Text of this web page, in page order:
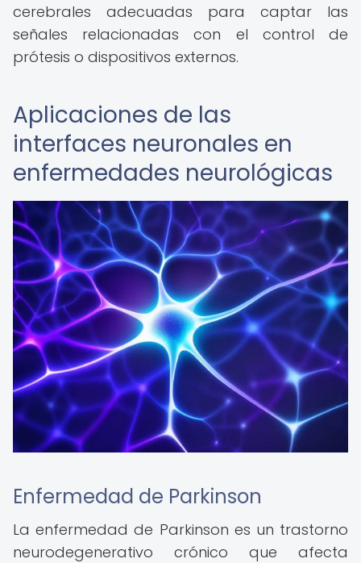
cerebrales adecuadas para captar las
señales relacionadas con el control de
prótesis o dispositivos externos.
Aplicaciones de las
interfaces neuronales en
enfermedades neurológicas
Enfermedad de Parkinson
La enfermedad de Parkinson es un trastorno
neurodegenerativo crónico que afecta